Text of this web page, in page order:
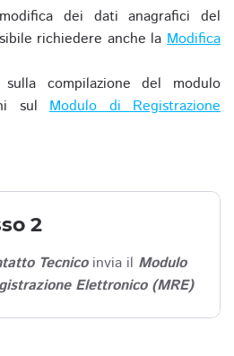
dei dati anagrafici del
richiedere anche laModifica
compilazione del modulo
sul Modulo di Registrazione
2
Tecnicoinvia il Modulo
Elettronico (MRE)